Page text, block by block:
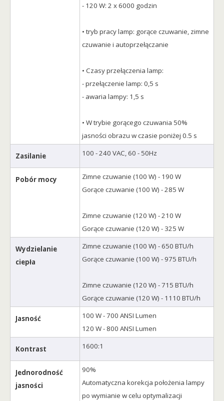
- 120 W: 2 x 6000 godzin
• tryb pracy lamp: gorące czuwanie, zimne
czuwanie i autoprzełączanie
• Czasy przełączenia lamp:
- przełączenie lamp: 0,5 s
- awaria lampy: 1,5 s
• W trybie gorącego czuwania 50%
jasności obrazu w czasie poniżej 0.5 s
Zasilanie 100 - 240 VAC, 60 - 50Hz
Pobór mocy
Zimne czuwanie (100 W) - 190 W
Gorące czuwanie (100 W) - 285 W
Zimne czuwanie (120 W) - 210 W
Gorące czuwanie (120 W) - 325 W
Wydzielanie
ciepła
Zimne czuwanie (100 W) - 650 BTU/h
Gorące czuwanie (100 W) - 975 BTU/h
Zimne czuwanie (120 W) - 715 BTU/h
Gorące czuwanie (120 W) - 1110 BTU/h
Jasność
100 W - 700 ANSI Lumen
120 W - 800 ANSI Lumen
Kontrast 1600:1
Jednorodność
jasności
90%
Automatyczna korekcja położenia lampy
po wymianie w celu optymalizacji